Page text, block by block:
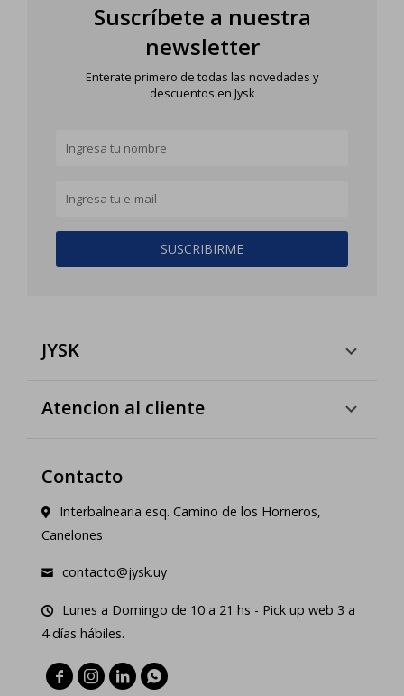
Suscríbete a nuestra
newsletter
Enterate primero de todas las novedades y
descuentos en Jysk
SUSCRIBIRME
JYSK
Atencion al cliente
Contacto
Interbalnearia esq. Camino de los Horneros,
Canelones
contacto@jysk.uy
Lunes a Domingo de 10 a 21 hs - Pick up web 3 a
4 días hábiles.
   